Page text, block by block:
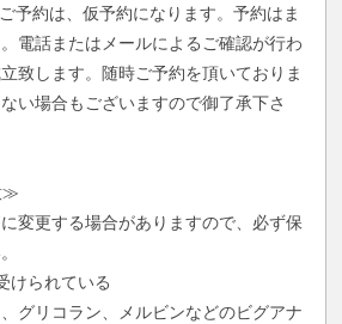
予約は、仮予約になります。予約はま
電話またはメールによるご確認が行わ
致します。随時ご予約を頂いておりま
い場合もございますので御了承下さ
≫
変更する場合がありますので、必ず保
けられている
グリコラン、メルビンなどのビグアナ